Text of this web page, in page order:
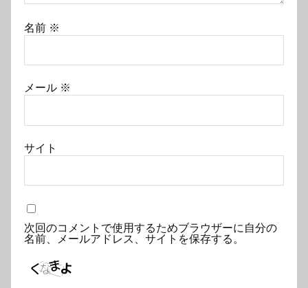
名前 ※
メール ※
サイト
次回のコメントで使用するためブラウザーに自分の
名前、メールアドレス、サイトを保存する。